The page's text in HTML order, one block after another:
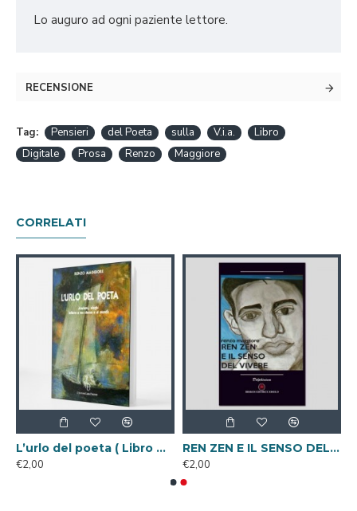
Lo auguro ad ogni paziente lettore.
RECENSIONE
Tag: Pensieri del Poeta sulla V.i.a.
Libro
Digitale
Prosa Renzo Maggiore
CORRELATI
L’urlo del poeta ( Libro Digitale )
€2,00
REN ZEN E IL SENSO DEL VIVERE ( Libro Digitale )
€2,00